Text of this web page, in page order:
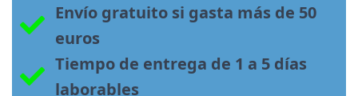
Envío gratuito si gasta más de 50
euros
Tiempo de entrega de 1 a 5 días
laborables